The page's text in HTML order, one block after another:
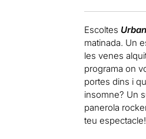
Escoltes
matinada. Un
les venes
programa on
portes dins i
insomne​​? Un
panerola
teu espectacle!